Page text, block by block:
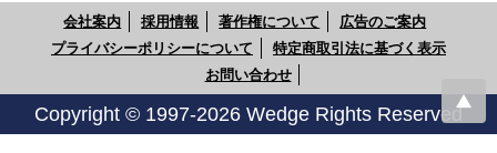
会社案内 採用情報 著作権について
広告のご案内
プライバシーポリシーについて
特定商取引法に基づく表示
お問い合わせ
Copyright © 1997-2026 Wedge Rights Reserved